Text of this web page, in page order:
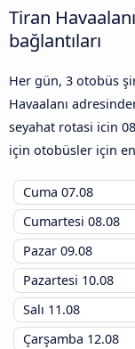
Tiran
bağlantıları
Her gün, 3 otobüs
Havaalanı
seyahat rotasi icin
için otobüsler için en
Cuma 07.08
Cumartesi 08.08
Pazar 09.08
Pazartesi 10.08
Salı 11.08
Çarşamba 12.08